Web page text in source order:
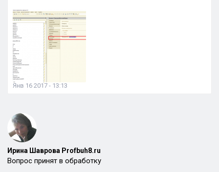
Янв 16 2017 - 13:13
Ирина Шаврова Profbuh8.ru
Вопрос принят в обработку